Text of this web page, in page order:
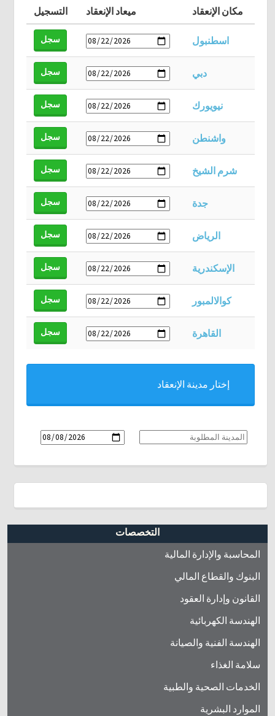
التخصصات
المحاسبة والإدارة المالية
البنوك والقطاع المالي
القانون وإدارة العقود
الهندسة الكهربائية
الهندسة الفنية والصيانة
سلامة الغذاء
الخدمات الصحية والطبية
الموارد البشرية
مكان الإنعقاد ميعاد الإنعقاد التسجيل
اسطنبول سجل
دبي سجل
نيويورك سجل
واشنطن سجل
شرم الشيخ سجل
جدة سجل
الرياض سجل
الإسكندرية سجل
كوالالمبور سجل
القاهرة سجل
إختار مدينة الإنعقاد